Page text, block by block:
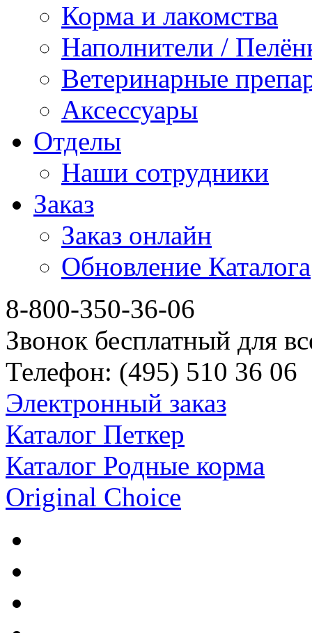
Корма и лакомства
Наполнители /
Ветеринарные
Аксессуары
Отделы
Наши сотрудники
Заказ
Заказ онлайн
Обновление Каталога
8-800-350-36-06
Звонок бесплатный для
Телефон: (495) 510 36 06
Электронный заказ
Каталог Петкер
Каталог Родные корма
Original Choice